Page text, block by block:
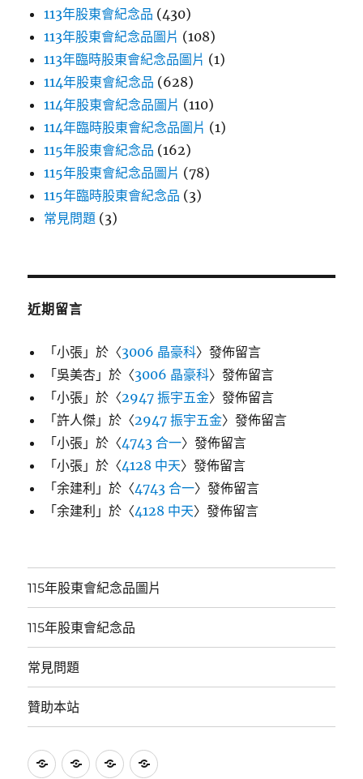
113年股東會紀念品 (430)
113年股東會紀念品圖片 (108)
113年臨時股東會紀念品圖片 (1)
114年股東會紀念品 (628)
114年股東會紀念品圖片 (110)
114年臨時股東會紀念品圖片 (1)
115年股東會紀念品 (162)
115年股東會紀念品圖片 (78)
115年臨時股東會紀念品 (3)
常見問題 (3)
近期留言
「小張 」於〈3006 晶豪科〉發佈留言
「吳美杏 」於〈3006 晶豪科〉發佈留言
「小張 」於〈2947 振宇五金〉發佈留言
「許人傑 」於〈2947 振宇五金〉發佈留言
「小張 」於〈4743 合一〉發佈留言
「小張 」於〈4128 中天〉發佈留言
「余建利 」於〈4743 合一〉發佈留言
「余建利 」於〈4128 中天〉發佈留言
115年股東會紀念品圖片
115年股東會紀念品
常見問題
贊助本站
115
115
常
贊